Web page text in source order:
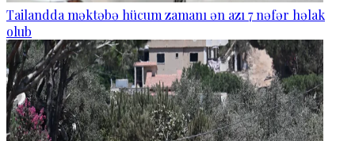
Tailandda məktəbə hücum zamanı ən azı 7 nəfər həlak
olub